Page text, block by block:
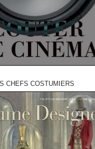
CHEFS COSTUMIERS